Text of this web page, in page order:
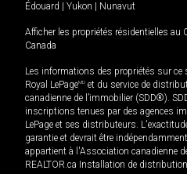
Édouard
Yukon Nunavut
Afficher les propriétés résidentielles au
Canada
Les informations des propriétés sur
Royal LePageMD et du service de
canadienne de l’immobilier (SDD®).
inscriptions tenues par des agences
LePage et ses distributeurs.
garantie et devrait être
appartient à l'Association canadienne
REALTOR.ca Installation de